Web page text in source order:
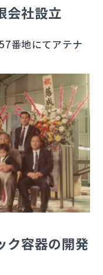
会社設立
番地にてアテナ
ク容器の開発